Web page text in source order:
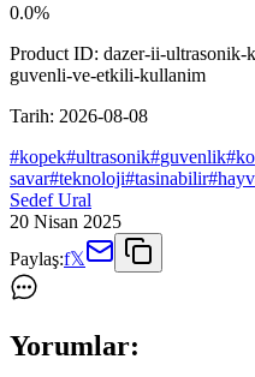
0.0%
Product ID: dazer-ii-ultrasonik-
guvenli-ve-etkili-kullanim
Tarih: 2026-08-08
#kopek#ultrasonik#guvenlik#
savar#teknoloji#tasinabilir#
Sedef Ural
20 Nisan 2025
Paylaş:f𝕏
Yorumlar: